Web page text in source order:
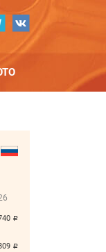
руб.
руб.